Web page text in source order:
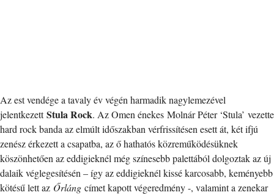
Az est vendége a tavaly év végén harmadik nagylemezével
jelentkezettStula Rock. Az Omen énekes Molnár Péter ‘Stula’ vezette
hard rock banda az elmúlt időszakban vérfrissítésen esett át, két ifjú
zenész érkezett a csapatba, az ő hathatós közreműködésüknek
köszönhetően az eddigieknél még színesebb palettából dolgoztak az új
dalaik véglegesítésén – így az eddigieknél kissé karcosabb, keményebb
kötésű lett az Őrláng címet kapott végeredmény -, valamint a zenekar